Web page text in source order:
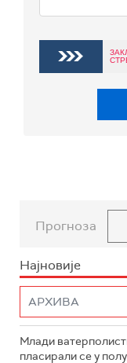
Прогноза
Најновије
Млади
пласирали се у